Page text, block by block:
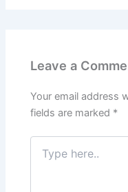
Leave a
Your email address
fields are marked *
Type
here..